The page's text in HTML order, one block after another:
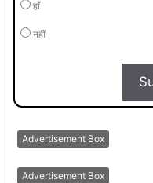
हाँ
नहीं
Advertisement Box
Advertisement Box